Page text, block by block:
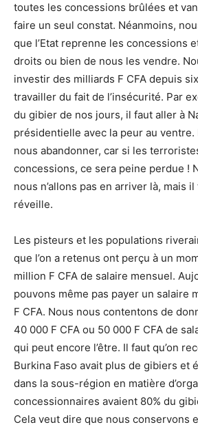
toutes les concessions brûlées et
faire un seul constat. Néanmoins,
que l’Etat reprenne les concessions
droits ou bien de nous les vendre.
investir des milliards F CFA depuis
travailler du fait de l’insécurité. Par
du gibier de nos jours, il faut aller à
présidentielle avec la peur au ventre.
nous abandonner, car si les
concessions, ce sera peine perdue !
nous n’allons pas en arriver là, mais il
réveille.
Les pisteurs et les populations
que l’on a retenus ont perçu à un
million F CFA de salaire mensuel.
pouvons même pas payer un salaire
F CFA. Nous nous contentons de
40 000 F CFA ou 50 000 F CFA de
qui peut encore l’être. Il faut qu’on
Burkina Faso avait plus de gibiers et
dans la sous-région en matière
concessionnaires avaient 80% du
Cela veut dire que nous conservons